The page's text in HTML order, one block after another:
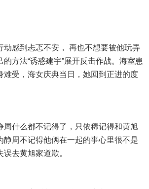
感到忐忑不安， 再也不想要被他玩弄
方法“诱惑建宇”展开反击作战。海室患
难受，海女庆典当日，她回到正进的度
什么都不记得了，只依稀记得和黄旭
静周不记得他俩在一起的事心里很不是
去黄旭家道歉。